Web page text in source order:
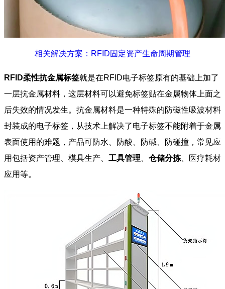
相关解决方案：RFID固定资产生命周期管理
RFID柔性抗金属标签就是在RFID电子标签原有的基础上加了
一层抗金属材料，这层材料可以避免标签贴在金属物体上面之
后失效的情况发生。抗金属材料是一种特殊的防磁性吸波材料
封装成的电子标签，从技术上解决了电子标签不能附着于金属
表面使用的难题，产品可防水、防酸、防碱、防碰撞，常见应
用包括资产管理、模具生产、 工具管理 仓储分拣 、医疗耗材
应用等。